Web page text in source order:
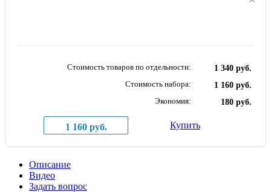
Стоимость товаров по отдельности:
1 340 руб.
Стоимость набора:
1 160 руб.
Экономия:
180 руб.
1 160 руб. Купить
Описание
Видео
Задать вопрос